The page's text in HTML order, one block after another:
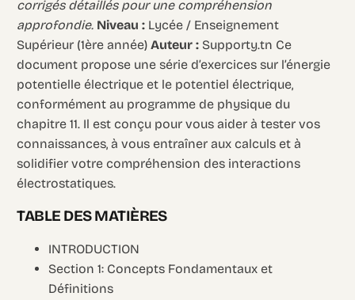
corrigés détaillés pour une compréhension
approfondie. Niveau : Lycée / Enseignement
Supérieur (1ère année)Auteur : Supporty.tn Ce
document propose une série d’exercices sur l’énergie
potentielle électrique et le potentiel électrique,
conformément au programme de physique du
chapitre 11. Il est conçu pour vous aider à tester vos
connaissances, à vous entraîner aux calculs et à
solidifier votre compréhension des interactions
électrostatiques.
TABLE DES MATIÈRES
INTRODUCTION
Section 1: Concepts Fondamentaux et
Définitions